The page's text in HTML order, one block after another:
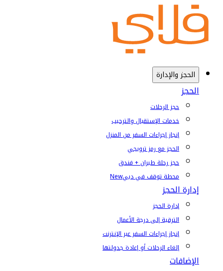
الحجز والإدارة
الحجز
حجز الرحلات
خدمات الإستقبال والترحيب
إنجاز إجراءات السفر من المنزل
الحجز مع رمز ترويجي
حجز رحلة طيران + فندق
محطة توقف في دبيNew
إدارة الحجز
إدارة الحجز
الترقية إلى درجة الأعمال
إنجاز إجراءات السفر عبر الإنترنت
إلغاء الرحلات أو إعادة جدولتها
الإضافات